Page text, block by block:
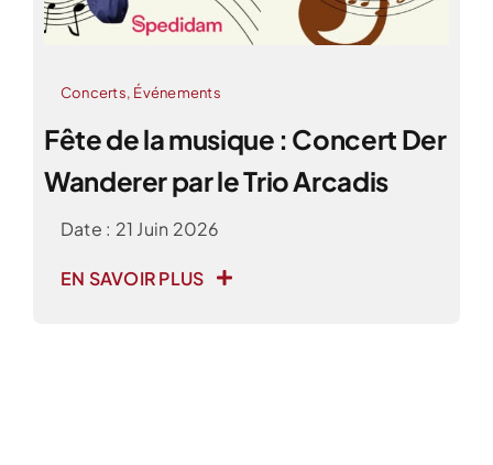
Concerts, Événements
Fête de la musique : Concert Der
Wanderer par le Trio Arcadis
Date : 21 Juin 2026
EN SAVOIR PLUS